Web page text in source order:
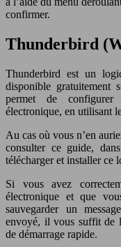
confirmer.
Thunderbird
Thunderbird est un
disponible
permet de
électronique, en utilisant
Au cas où vous n’en
consulter ce guide,
télécharger et installer ce
Si vous avez
électronique et que
sauvegarder un
envoyé, il vous suffit de
de démarrage rapide.